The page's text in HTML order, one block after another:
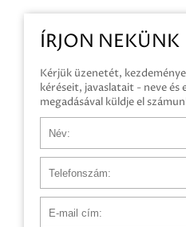
ÍRJON NEKÜNK
Kérjük üzenetét,
kéréseit, javaslatait - neve és
megadásával küldje el